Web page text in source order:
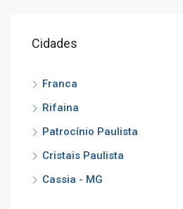
Cidades
Franca
Rifaina
Patrocínio Paulista
Cristais Paulista
Cassia - MG